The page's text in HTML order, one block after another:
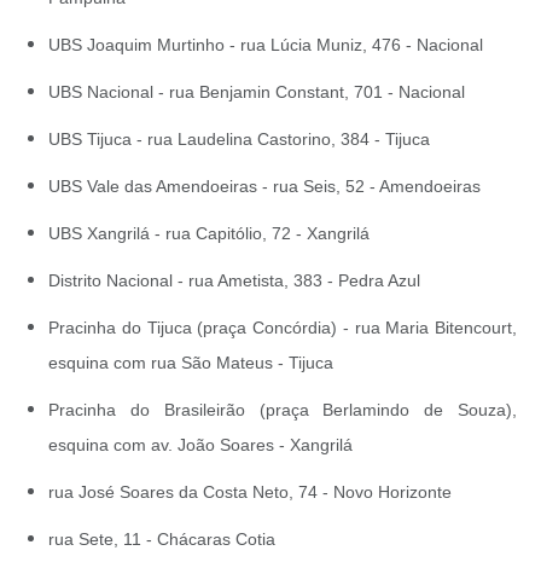
UBS Joaquim Murtinho - rua Lúcia Muniz, 476 - Nacional
UBS Nacional - rua Benjamin Constant, 701 - Nacional
UBS Tijuca - rua Laudelina Castorino, 384 - Tijuca
UBS Vale das Amendoeiras - rua Seis, 52 - Amendoeiras
UBS Xangrilá - rua Capitólio, 72 - Xangrilá
Distrito Nacional - rua Ametista, 383 - Pedra Azul
Pracinha do Tijuca (praça Concórdia) - rua Maria Bitencourt,
esquina com rua São Mateus - Tijuca
Pracinha do Brasileirão (praça Berlamindo de Souza),
esquina com av. João Soares - Xangrilá
rua José Soares da Costa Neto, 74 - Novo Horizonte
rua Sete, 11 - Chácaras Cotia